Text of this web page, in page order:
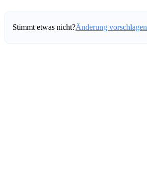
Stimmt etwas nicht?Änderung vorschlagen